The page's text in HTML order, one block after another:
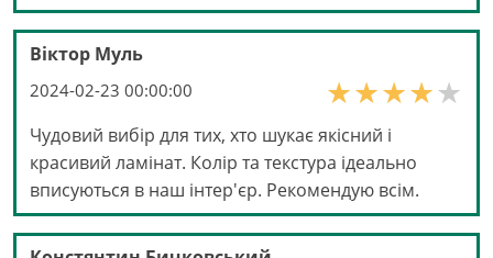
Віктор Муль
2024-02-23 00:00:00
Чудовий вибір для тих, хто шукає якісний і
красивий ламінат. Колір та текстура ідеально
вписуються в наш інтер'єр. Рекомендую всім.